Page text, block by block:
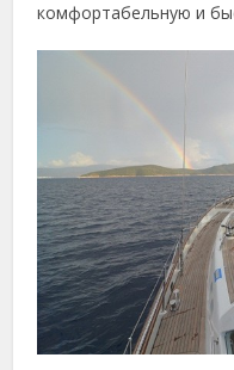
комфортабельную и